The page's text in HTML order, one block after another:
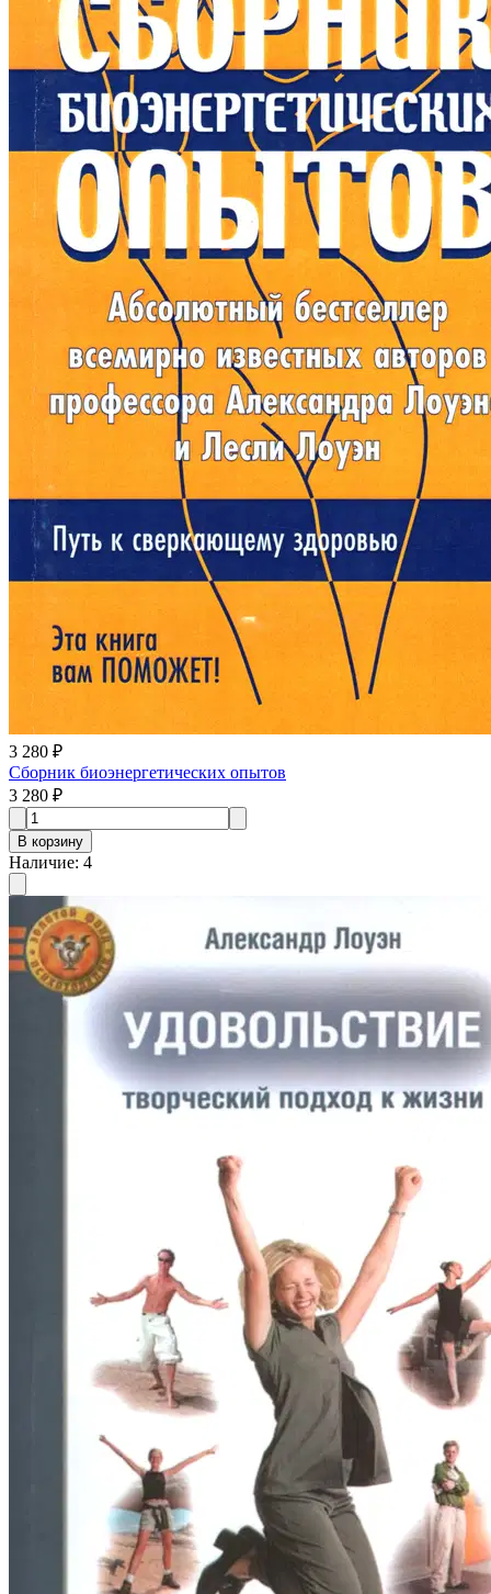
3 280 ₽
Сборник биоэнергетических опытов
3 280 ₽
В корзину
Наличие: 4